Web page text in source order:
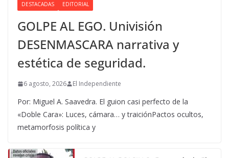
DESTACADAS EDITORIAL
GOLPE AL EGO. Univisión
DESENMASCARA narrativa y
estética de seguridad.
6 agosto, 2026 El Independiente
Por: Miguel A. Saavedra. El guion casi perfecto de la
«Doble Cara»: Luces, cámara… y traiciónPactos ocultos,
metamorfosis política y